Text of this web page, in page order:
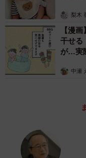
梨木
【漫
干せる
が…実
中瀬